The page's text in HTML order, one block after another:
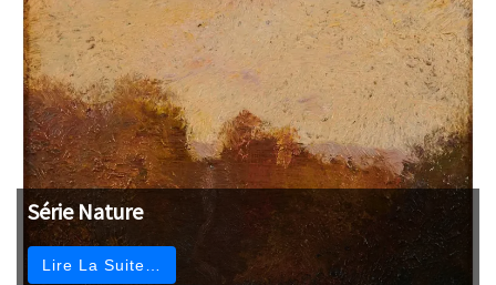
Série Nature
Lire La Suite…